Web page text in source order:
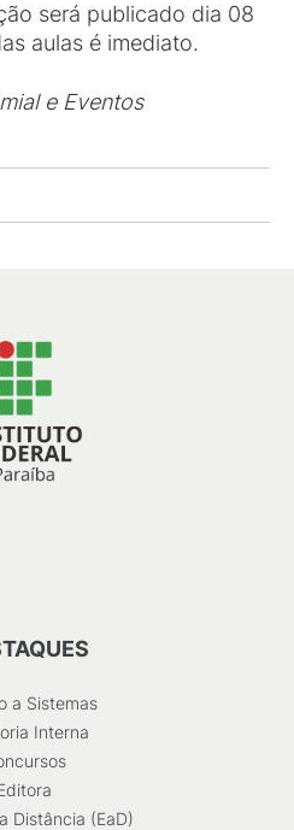
será publicado dia 08
aulas é imediato.
e Eventos
a Sistemas
Interna
Distância (EaD)